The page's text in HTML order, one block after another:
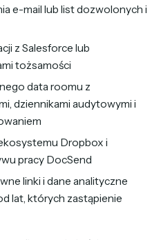
e-mail lub list dozwolonych i
z Salesforce lub
tożsamości
data roomu z
dziennikami audytowymi i
Dropbox i
pracy DocSend
linki i dane analityczne
lat, których zastąpienie